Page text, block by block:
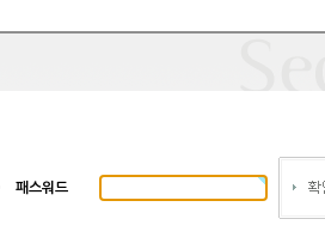
패스워드